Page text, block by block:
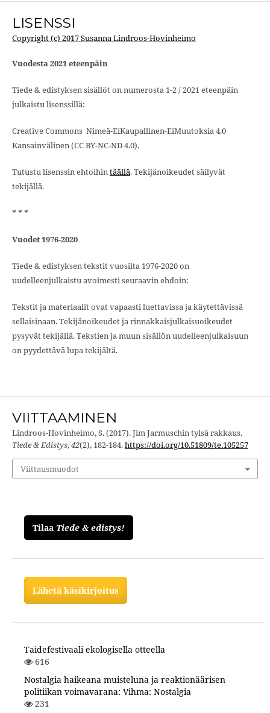
LISENSSI
Copyright (c) 2017 Susanna Lindroos-Hovinheimo
Vuodesta 2021 eteenpäin
Tiede & edistyksen sisällöt on numerosta 1-2 / 2021 eteenpäin
julkaistu lisenssillä:
Creative Commons Nimeä-EiKaupallinen-EiMuutoksia 4.0
Kansainvälinen (CC BY-NC-ND 4.0).
Tutustu lisenssin ehtoihintäällä. Tekijänoikeudet säilyvät
tekijällä.
* * *
Vuodet 1976-2020
Tiede & edistyksen tekstit vuosilta 1976-2020 on
uudelleenjulkaistu avoimesti seuraavin ehdoin:
Tekstit ja materiaalit ovat vapaasti luettavissa ja käytettävissä
sellaisinaan. Tekijänoikeudet ja rinnakkaisjulkaisuoikeudet
pysyvät tekijällä. Tekstien ja muun sisällön uudelleenjulkaisuun
on pyydettävä lupa tekijältä.
VIITTAAMINEN
Lindroos-Hovinheimo, S. (2017). Jim Jarmuschin tylsä rakkaus.
Tiede & Edistys,42(2), 182-184.https://doi.org/10.51809/te.105257
Viittausmuodot
Tilaa Tiede & edistys!
Lähetä käsikirjoitus
Taidefestivaali ekologisella otteella
616
Nostalgia haikeana muisteluna ja reaktionäärisen
politiikan voimavarana: Vihma: Nostalgia
231